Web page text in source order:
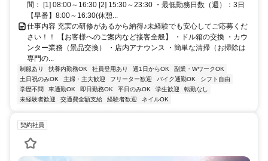
間： [1] 08:00～16:30 [2] 15:30～23:30 ・最低勤務日数（週）：3日
【早番】8:00～16:30(休憩...
仕事内容 充実の研修があるから納得♪未経験でも安心してご応募くだ
さい！！ 【お客様へのご案内など接客全般】 ・ドル箱の交換 ・カウ
ンター業務（景品交換） ・店内アナウンス ・簡単な清掃（お掃除は
専門の...
制服あり 扶養内勤務OK 社員登用あり 週1日からOK
副業・WワークOK
土日祝のみOK
主婦・主夫歓迎 フリーター歓迎 バイク通勤OK
シフト自由
学歴不問
車通勤OK 即日勤務OK 平日のみOK 学生歓迎
転勤なし
未経験者歓迎
交通費全額支給 経験者歓迎 ネイルOK
契約社員